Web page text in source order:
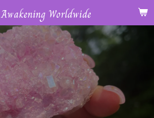
Awakening Worldwide